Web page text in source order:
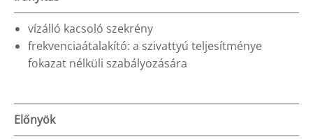
vízálló kacsoló szekrény
frekvenciaátalakító: a szivattyú teljesítménye
fokazat nélküli szabályozására
Előnyök